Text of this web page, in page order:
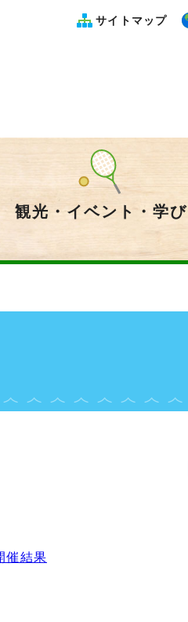
サイトマップ
観光・イベント・学び
催結果